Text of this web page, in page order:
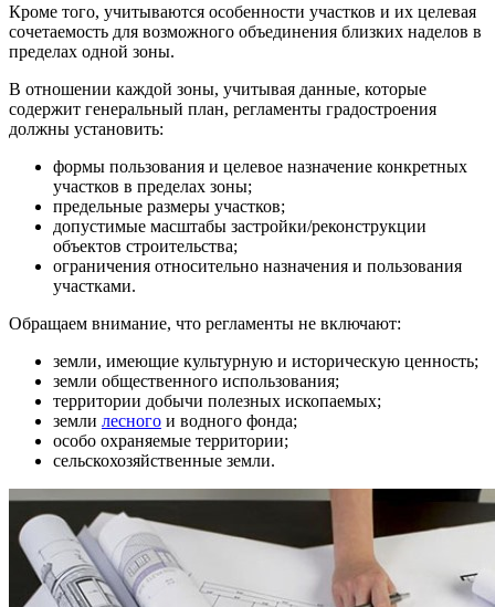
Кроме того, учитываются особенности участков и их целевая
сочетаемость для возможного объединения близких наделов в
пределах одной зоны.
В отношении каждой зоны, учитывая данные, которые
содержит генеральный план, регламенты градостроения
должны установить:
формы пользования и целевое назначение конкретных
участков в пределах зоны;
предельные размеры участков;
допустимые масштабы застройки/реконструкции
объектов строительства;
ограничения относительно назначения и пользования
участками.
Обращаем внимание, что регламенты не включают:
земли, имеющие культурную и историческую ценность;
земли общественного использования;
территории добычи полезных ископаемых;
земли лесного и водного фонда;
особо охраняемые территории;
сельскохозяйственные земли.